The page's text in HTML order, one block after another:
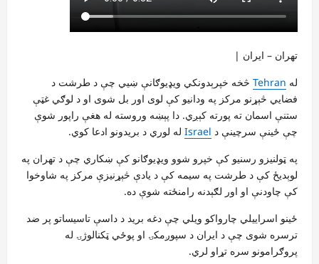
تهران – ایران |
له Tehran څخه خپرېدونکي ویډیوګانې ښيي چې د طرشت د
فضايي څېړنو مرکز په ودانیو کې لوی اور بل شوی او د لوګي غټې
ستنې اسمان ته پورته کېږي. دا پېښه وروسته له هغې راپور شوې
چې ځینې سرچینې د Israel له لوري د بریدونو ادعا کوي.
په ټولنیزو رسنیو کې خپرو شوو ویډیوګانو کې ښکاري چې د تهران په
لوېدیځ کې د طرشت په سیمه کې د یادې څېړنیزې مرکز په شاوخوا
کې چاودنې او اور لګېدنه رامنځته شوې ده.
ځینو اسراییلي چارواکو ویلي چې دغه برید د داسې تاسیساتو پر ضد
ترسره شوی چې د ایران د سپوږمکۍ او پوځي ټکنالوژۍ له
پروګرامونو سره تړاو لري.